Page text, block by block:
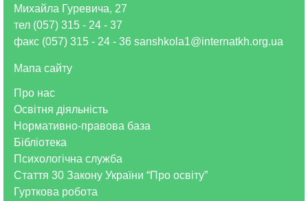
Про нас
Освітня діяльність
Нормативно-правова база
Бібліотека
Психологічна служба
Стаття 30 Закону України “Про освіту”
Гурткова робота
Михайла Гуревича, 27
тел (057) 315 - 24 - 37
факс (057) 315 - 24 - 36 sanshkola1@internatkh.org.ua
Мапа сайту